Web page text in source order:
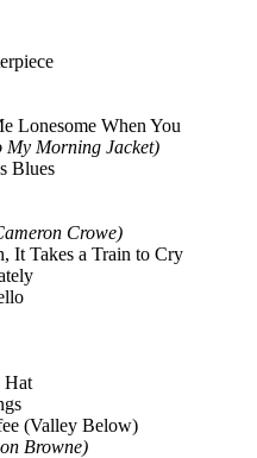
Lonesome When You
My Morning Jacket)
Blues
Crowe)
It Takes a Train to Cry
Hat
(Valley Below)
Browne)